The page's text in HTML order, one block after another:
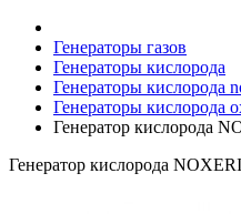
Генераторы газов
Генераторы кислорода
Генераторы кислорода
Генераторы кислорода
Генератор кислорода
Генератор кислорода